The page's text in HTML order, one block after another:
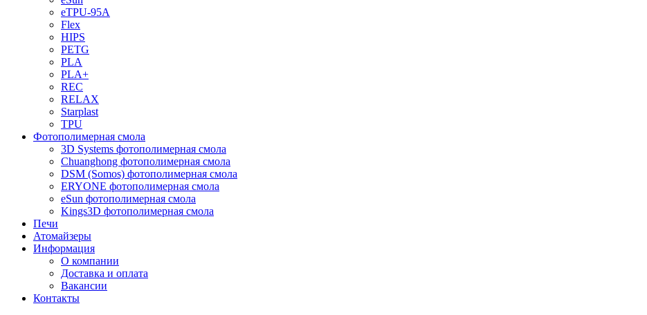
eTPU-95A
Flex
HIPS
PETG
PLA
PLA+
REC
RELAX
Starplast
TPU
Фотополимерная смола
3D Systems фотополимерная смола
Chuanghong фотополимерная смола
DSM (Somos) фотополимерная смола
ERYONE фотополимерная смола
eSun фотополимерная смола
Kings3D фотополимерная смола
Печи
Атомайзеры
Информация
О компании
Доставка и оплата
Вакансии
Контакты